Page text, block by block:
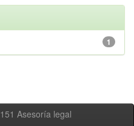
1
151 Asesoría legal